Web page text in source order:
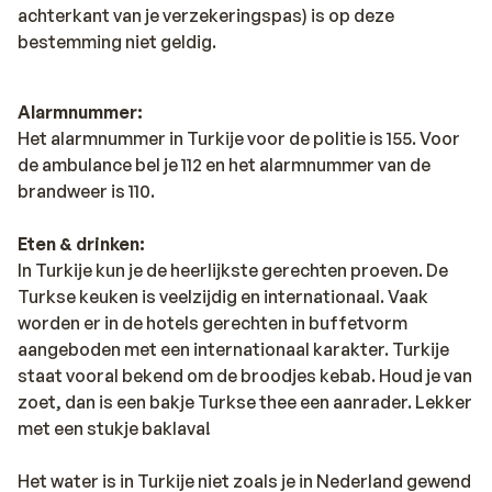
achterkant van je verzekeringspas) is op deze
bestemming niet geldig.
Alarmnummer:
Het alarmnummer in Turkije voor de politie is 155. Voor
de ambulance bel je 112 en het alarmnummer van de
brandweer is 110.
Eten & drinken:
In Turkije kun je de heerlijkste gerechten proeven. De
Turkse keuken is veelzijdig en internationaal. Vaak
worden er in de hotels gerechten in buffetvorm
aangeboden met een internationaal karakter. Turkije
staat vooral bekend om de broodjes kebab. Houd je van
zoet, dan is een bakje Turkse thee een aanrader. Lekker
met een stukje baklava!
Het water is in Turkije niet zoals je in Nederland gewend